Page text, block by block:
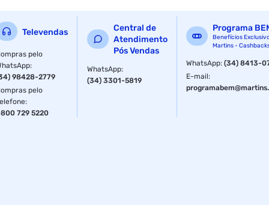
Televendas
pelo
:
98428-2779
pelo
:
729 5220
Central de
Atendimento
Pós Vendas
WhatsApp:
(34) 3301-5819
Programa
Benefícios
Martins -
WhatsApp:(34) 8413-
E-mail: